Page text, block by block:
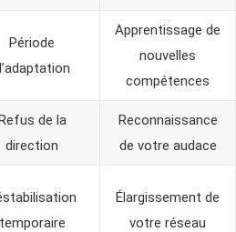
Période
Apprentissage de
nouvelles
compétences
de la
direction
Reconnaissance
de votre audace
temporaire
Élargissement de
votre réseau